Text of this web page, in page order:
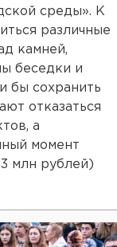
среды». К
различные
камней,
беседки и
бы сохранить
отказаться
а
момент
млн рублей)